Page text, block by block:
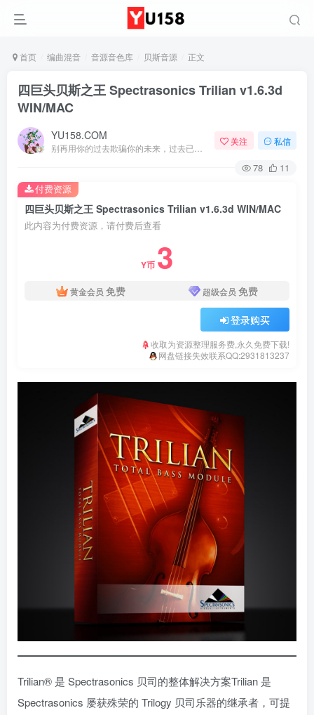
首页 编曲混音 音源音色库 贝斯音源 正文
四巨头贝斯之王 Spectrasonics Trilian v1.6.3d
WIN/MAC
YU158.COM 关注 私信
78 11
四巨头贝斯之王 Spectrasonics Trilian v1.6.3d WIN/MAC
此内容为付费资源，请付费后查看
Y币 3
黄金会员 免费 超级会员 免费
登录购买
收取为资源整理服务费,永久免费下载!
网盘链接失效联系QQ:2931813237
付费资源
Trilian® 是 Spectrasonics 贝司的整体解决方案Trilian 是
Spectrasonics 屡获殊荣的 Trilogy 贝司乐器的继承者，可提